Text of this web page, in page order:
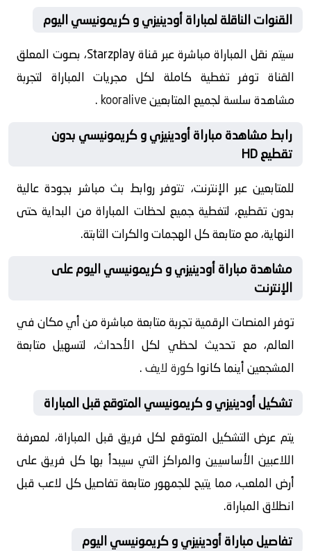
القنوات الناقلة لمباراة أودينيزي و كريمونيسي اليوم
سيتم نقل المباراة مباشرة عبر قناة Starzplay، بصوت المعلق
القناة توفر تغطية كاملة لكل مجريات المباراة لتجربة
مشاهدة سلسة لجميع المتابعينkooralive
.
رابط مشاهدة مباراة أودينيزي و كريمونيسي بدون
تقطيع HD
للمتابعين عبر الإنترنت، تتوفر روابط بث مباشر بجودة عالية
بدون تقطيع، لتغطية جميع لحظات المباراة من البداية حتى
النهاية، مع متابعة كل الهجمات والكرات الثابتة.
مشاهدة مباراة أودينيزي و كريمونيسي اليوم على
الإنترنت
توفر المنصات الرقمية تجربة متابعة مباشرة من أي مكان في
العالم، مع تحديث لحظي لكل الأحداث، لتسهيل متابعة
المشجعين أينما كانواكورة لايف.
تشكيل أودينيزي و كريمونيسي المتوقع قبل المباراة
يتم عرض التشكيل المتوقع لكل فريق قبل المباراة، لمعرفة
اللاعبين الأساسيين والمراكز التي سيبدأ بها كل فريق على
أرض الملعب، مما يتيح للجمهور متابعة تفاصيل كل لاعب قبل
انطلاق المباراة.
تفاصيل مباراة أودينيزي و كريمونيسي اليوم